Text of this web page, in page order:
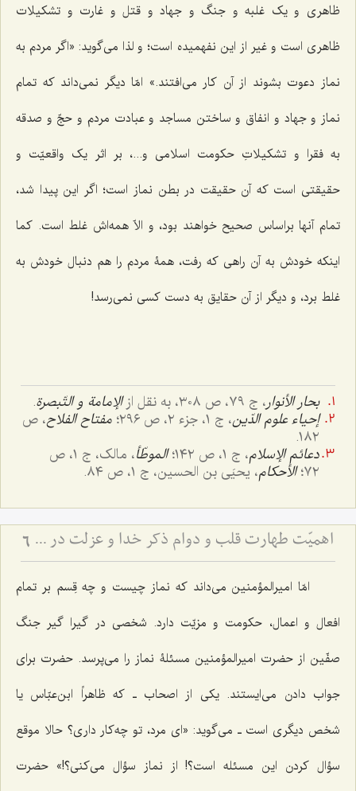
ظاهری و یک غلبه و جنگ و جهاد و قتل و غارت و تشکیلات
ظاهری است و غیر از این نفهمیده است؛ و لذا می‌گوید: «اگر مردم به
نماز دعوت بشوند از آن کار می‌افتند.» امّا دیگر نمی‌داند که تمام
نماز و جهاد و انفاق و ساختن مساجد و عبادت مردم و حجّ و صدقه
به فقرا و تشکیلاتِ حکومت اسلامی و...، بر اثر یک واقعیّت و
حقیقتی است که آن حقیقت در بطن نماز است؛ اگر این پیدا شد،
تمام آنها براساس صحیح خواهند بود، و الاّ همه‌اش غلط است. کما
اینکه خودش به آن راهی که رفت، همۀ مردم را هم دنبال خودش به
غلط برد، و دیگر از آن حقایق به دست کسی نمی‌رسد!
بحار الأنوار، ج ٧٩، ص ٣٠٨، به نقل از الإمامة و التّبصرة.
إحیاء علوم الدّین، ج ١، جزء ٢، ص ٢٩٦؛ مفتاح الفلاح، ص
١٨٢.
دعائم الإسلام، ج ١، ص ١٤٢؛ الموطّأ
، مالک، ج ١، ص
٧٢؛ الأحکام، یحیَی بن الحسین، ج ١، ص ٨٤.
اهمیّت طهارت قلب و دوام ذکر خدا و عزلت در سیروسلوک 6
امّا امیرالمؤمنین می‌داند که نماز چیست و چه قِسم بر تمام
افعال و اعمال، حکومت و مزیّت دارد. شخصی در گیرا گیر جنگ
صفّین از حضرت امیرالمؤمنین مسئلۀ نماز را می‌پرسد. حضرت برای
جواب دادن می‌ایستند. یکی از اصحاب ـ که ظاهراً ابن‌عبّاس یا
شخص دیگری است ـ می‌گوید: «ای مرد، تو چه‌کار داری؟ حالا موقع
سؤال کردن این مسئله است؟! از نماز سؤال می‌کنی؟!» حضرت